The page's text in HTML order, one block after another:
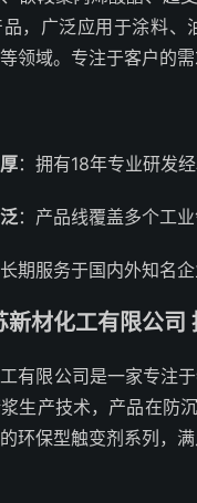
，广泛应用于涂料
领域。专注于客户的
：拥有18年专业研发
：产品线覆盖多个工
期服务于国内外知名
新材化工有限
有限公司是一家专注
生产技术，产品在防
环保型触变剂系列，